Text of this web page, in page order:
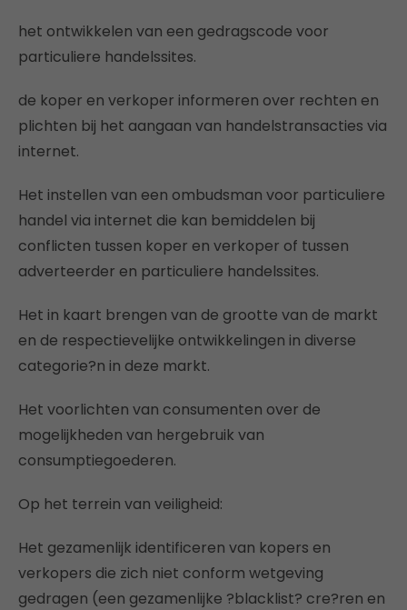
het ontwikkelen van een gedragscode voor
particuliere handelssites.
de koper en verkoper informeren over rechten en
plichten bij het aangaan van handelstransacties via
internet.
Het instellen van een ombudsman voor particuliere
handel via internet die kan bemiddelen bij
conflicten tussen koper en verkoper of tussen
adverteerder en particuliere handelssites.
Het in kaart brengen van de grootte van de markt
en de respectievelijke ontwikkelingen in diverse
categorie?n in deze markt.
Het voorlichten van consumenten over de
mogelijkheden van hergebruik van
consumptiegoederen.
Op het terrein van veiligheid:
Het gezamenlijk identificeren van kopers en
verkopers die zich niet conform wetgeving
gedragen (een gezamenlijke ?blacklist? cre?ren en